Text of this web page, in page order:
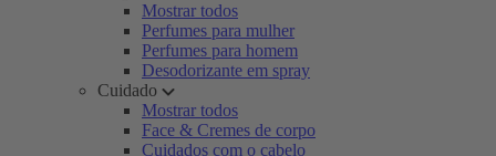
Mostrar todos
Perfumes para mulher
Perfumes para homem
Desodorizante em spray
Cuidado
Mostrar todos
Face & Cremes de corpo
Cuidados com o cabelo